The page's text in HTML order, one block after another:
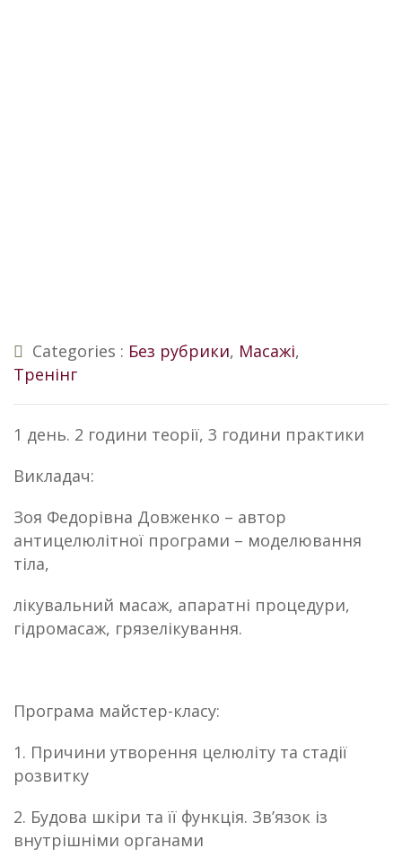
Categories : Без рубрики, Масажі,
Тренінг
1 день. 2 години теорії, 3 години практики
Викладач:
Зоя Федорівна Довженко – автор
антицелюлітної програми – моделювання
тіла,
лікувальний масаж, апаратні процедури,
гідромасаж, грязелікування.
Програма майстер-класу:
1. Причини утворення целюліту та стадії
розвитку
2. Будова шкіри та її функція. Зв’язок із
внутрішніми органами